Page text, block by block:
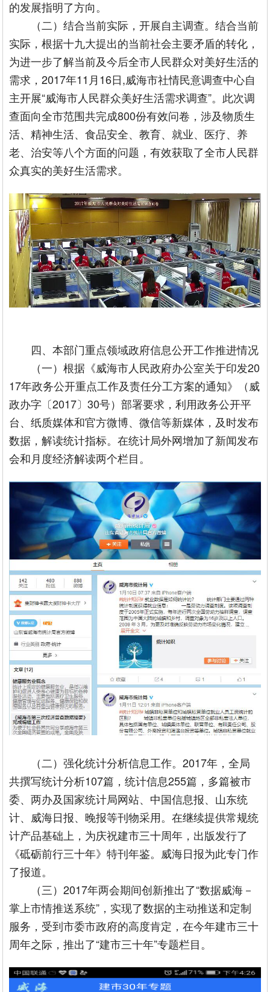
的发展指明了方向。
（二）结合当前实际，开展自主调查。结合当前
实际，根据十九大提出的当前社会主要矛盾的转化，
为进一步了解当前及今后全市人民群众对美好生活的
需求，2017年11月16日,威海市社情民意调查中心自
主开展“威海市人民群众美好生活需求调查”。此次调
查面向全市范围共完成800份有效问卷，涉及物质生
活、精神生活、食品安全、教育、就业、医疗、养
老、治安等八个方面的问题，有效获取了全市人民群
众真实的美好生活需求。
四、本部门重点领域政府信息公开工作推进情况
（一）根据《威海市人民政府办公室关于印发20
17年政务公开重点工作及责任分工方案的通知》（威
政办字〔2017〕30号）部署要求，利用政务公开平
台、纸质媒体和官方微博、微信等新媒体，及时发布
数据，解读统计指标。在统计局外网增加了新闻发布
会和月度经济解读两个栏目。
（二）强化统计分析信息工作。2017年，全局
共撰写统计分析107篇，统计信息255篇，多篇被市
委、两办及国家统计局网站、中国信息报、山东统
计、威海日报、晚报等刊物采用。在继续提供常规统
计产品基础上，为庆祝建市三十周年，出版发行了
《砥砺前行三十年》特刊年鉴。威海日报为此专门作
了报道。
（三）2017年两会期间创新推出了“数据威海－
掌上市情推送系统”，实现了数据的主动推送和定制
服务，受到市委市政府的高度肯定，在今年建市三十
周年之际，推出了“建市三十年”专题栏目。